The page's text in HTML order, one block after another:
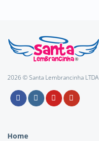
2026 © Santa Lembrancinha LTDA
Home